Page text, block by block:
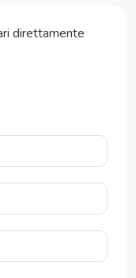
direttamente